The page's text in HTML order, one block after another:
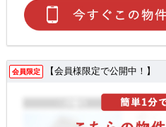
会員限定 【会員様限定で公開中！】